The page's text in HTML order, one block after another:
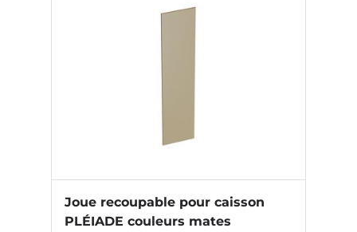
Joue recoupable pour caisson
PLÉIADE couleurs mates